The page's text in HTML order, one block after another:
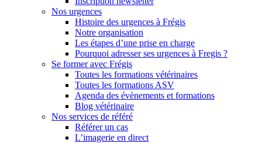
Nos urgences
Histoire des urgences à Frégis
Notre organisation
Les étapes d’une prise en charge
Pourquoi adresser ses urgences à Fregis ?
Se former avec Frégis
Toutes les formations vétérinaires
Toutes les formations ASV
Agenda des évènements et formations
Blog vétérinaire
Nos services de référé
Référer un cas
L’imagerie en direct